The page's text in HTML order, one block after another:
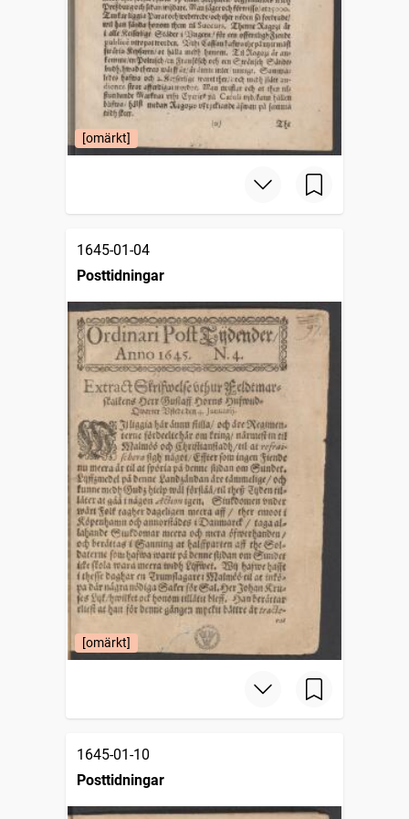
[omärkt]
1645-01-04
Posttidningar
[omärkt]
1645-01-10
Posttidningar